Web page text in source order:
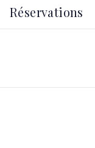
Réservations